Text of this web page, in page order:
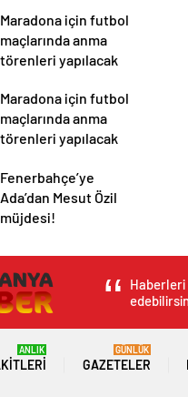
Maradona için futbol
maçlarında anma
törenleri yapılacak
Maradona için futbol
maçlarında anma
törenleri yapılacak
Fenerbahçe’ye
Ada’dan Mesut Özil
müjdesi!
Haberleri
ANLIK
GAZETELER
GÜNLÜK